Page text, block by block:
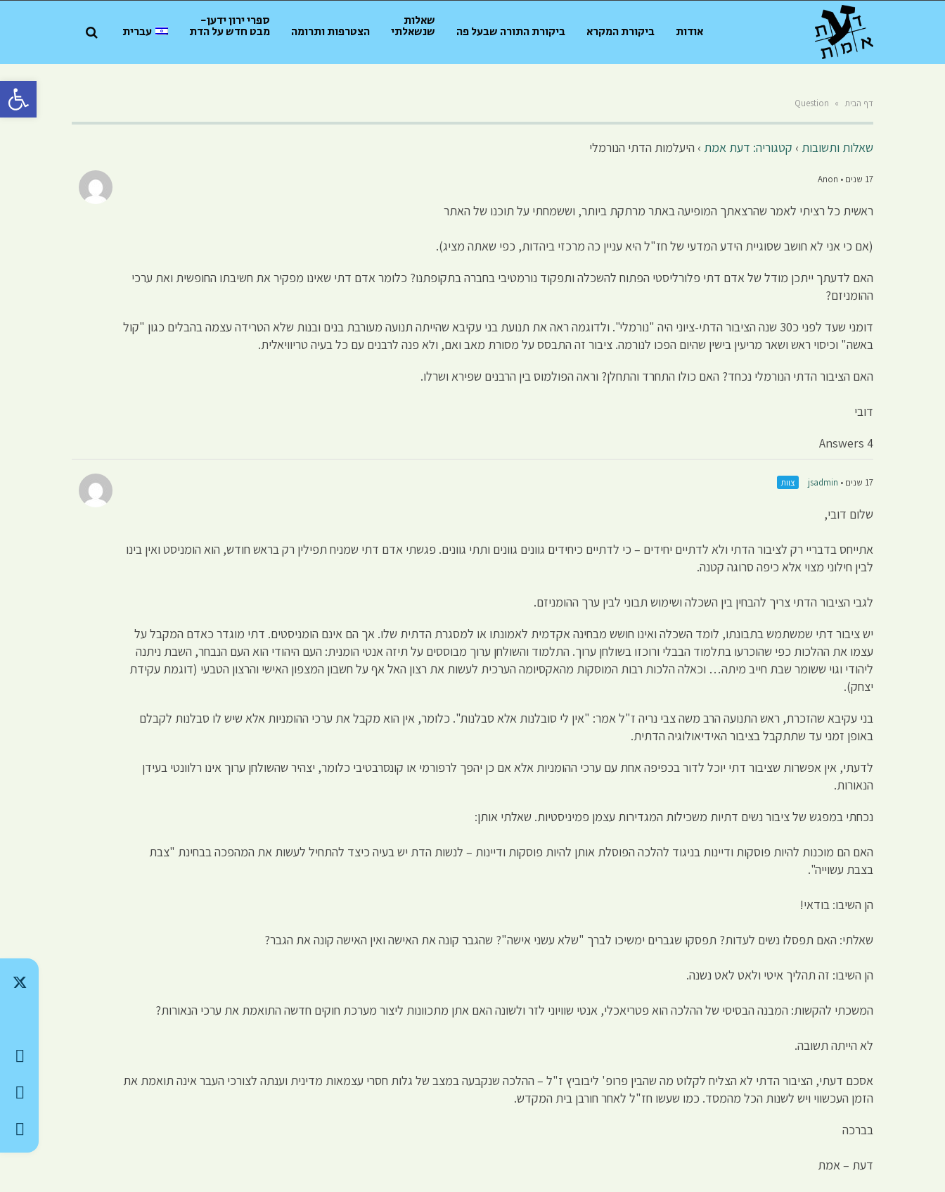
פתח
אודות ביקורת המקרא ביקורת התורה שבעל פה
שאלות
שנשאלתי הצטרפות ותרומה
ספרי ירון ידען-
מבט חדש על הדת עברית
דף הבית »
Question
שאלות ותשובות › קטגוריה: דעת אמת › היעלמות הדתי הנורמלי
17 שנים • Anon
ראשית כל רציתי לאמר שהרצאתך המופיעה באתר מרתקת ביותר, וששמחתי על תוכנו של האתר
(אם כי אני לא חושב שסוגיית הידע המדעי של חז"ל היא עניין כה מרכזי ביהדות, כפי שאתה מציג).
האם לדעתך ייתכן מודל של אדם דתי פלורליסטי הפתוח להשכלה ותפקוד נורמטיבי בחברה בתקופתנו? כלומר אדם דתי שאינו מפקיר את חשיבתו החופשית ואת ערכי
ההומניזם?
דומני שעד לפני כ30 שנה הציבור הדתי-ציוני היה "נורמלי". ולדוגמה ראה את תנועת בני עקיבא שהייתה תנועה מעורבת בנים ובנות שלא הטרידה עצמה בהבלים כגון "קול
באשה" וכיסוי ראש ושאר מריעין בישין שהיום הפכו לנורמה. ציבור זה התבסס על מסורת מאב ואם, ולא פנה לרבנים עם כל בעיה טריוויאלית.
האם הציבור הדתי הנורמלי נכחד? האם כולו התחרד והתחלן? וראה הפולמוס בין הרבנים שפירא ושרלו.
דובי
4 Answers
17 שנים • jsadmin צוות
שלום דובי,
אתייחס בדבריי רק לציבור הדתי ולא לדתיים יחידים – כי לדתיים כיחידים גוונים גוונים ותתי גוונים. פגשתי אדם דתי שמניח תפילין רק בראש חודש, הוא הומניסט ואין בינו
לבין חילוני מצוי אלא כיפה סרוגה קטנה.
לגבי הציבור הדתי צריך להבחין בין השכלה ושימוש תבוני לבין ערך ההומניזם.
יש ציבור דתי שמשתמש בתבונתו, לומד השכלה ואינו חושש מבחינה אקדמית לאמונתו או למסגרת הדתית שלו. אך הם אינם הומניסטים. דתי מוגדר כאדם המקבל על
עצמו את ההלכות כפי שהוכרעו בתלמוד הבבלי ורוכזו בשולחן ערוך. התלמוד והשולחן ערוך מבוססים על תיזה אנטי הומנית: העם היהודי הוא העם הנבחר, השבת ניתנה
ליהודי וגוי ששומר שבת חייב מיתה… וכאלה הלכות רבות המוסקות מהאקסיומה הערכית לעשות את רצון האל אף על חשבון המצפון האישי והרצון הטבעי (דוגמת עקידת
יצחק).
בני עקיבא שהזכרת, ראש התנועה הרב משה צבי נריה ז"ל אמר: "אין לי סובלנות אלא סבלנות". כלומר, אין הוא מקבל את ערכי ההומניות אלא שיש לו סבלנות לקבלם
באופן זמני עד שתתקבל בציבור האידיאולוגיה הדתית.
לדעתי, אין אפשרות שציבור דתי יוכל לדור בכפיפה אחת עם ערכי ההומניות אלא אם כן יהפך לרפורמי או קונסרבטיבי כלומר, יצהיר שהשולחן ערוך אינו רלוונטי בעידן
הנאורות.
נכחתי במפגש של ציבור נשים דתיות משכילות המגדירות עצמן פמיניסטיות. שאלתי אותן:
האם הם מוכנות להיות פוסקות ודיינות בניגוד להלכה הפוסלת אותן להיות פוסקות ודיינות – לנשות הדת יש בעיה כיצד להתחיל לעשות את המהפכה בבחינת "צבת
בצבת עשוייה".
הן השיבו: בודאי!
שאלתי: האם תפסלו נשים לעדות? תפסקו שגברים ימשיכו לברך "שלא עשני אישה"? שהגבר קונה את האישה ואין האישה קונה את הגבר?
הן השיבו: זה תהליך איטי ולאט לאט נשנה.
המשכתי להקשות: המבנה הבסיסי של ההלכה הוא פטריאכלי, אנטי שוויוני לזר ולשונה האם אתן מתכוונות ליצור מערכת חוקים חדשה התואמת את ערכי הנאורות?
לא הייתה תשובה.
אסכם דעתי, הציבור הדתי לא הצליח לקלוט מה שהבין פרופ' ליבוביץ ז"ל – ההלכה שנקבעה במצב של גלות חסרי עצמאות מדינית וענתה לצורכי העבר אינה תואמת את
הזמן העכשווי ויש לשנות הכל מהמסד. כמו שעשו חז"ל לאחר חורבן בית המקדש.
בברכה
דעת – אמת